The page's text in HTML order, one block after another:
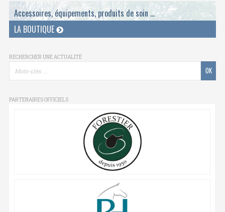
Accessoires, équipements, produits de soin ...
LA BOUTIQUE
RECHERCHER UNE ACTUALITÉ
PARTENAIRES OFFICIELS